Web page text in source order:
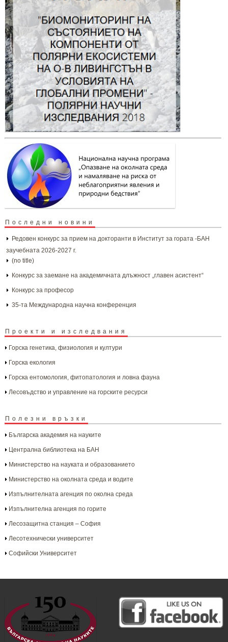
Последни новини
Редовен конкурс за прием на докторанти в Институт за гората -БАН
заучебната 2026-2027 г.
(no title)
Конкурс за заемане на академичната длъжност „главен асистент“
Конкурс за професор
35-та Международна научна конференция
Проекти и изследвания
Горска генетика, физиология и култури
Горска екология
Горска ентомология, фитопатология и ловна фауна
Лесовъдство и управление на горските ресурси
Полезни връзки
Българска aкадемия на науките
Централна библиотека на БАН
Министерство на науката и образованието
Министерство на околната среда и водите
Изпълнителната агенция по околна среда
Изпълнителна агенция по горите
Лесозащитна станция – София
Лесотехнически университет
Софийски Университет